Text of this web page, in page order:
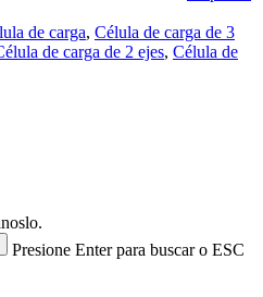
de carga, Célula de carga de 3
de carga de 2 ejes, Célula de
Presione Enter para buscar o ESC